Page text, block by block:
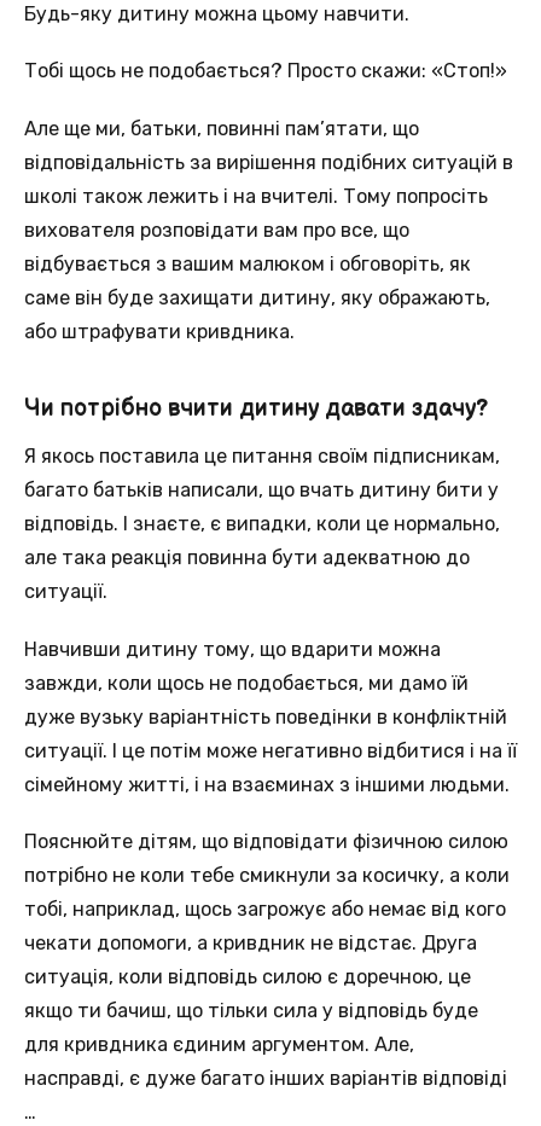
Будь-яку дитину можна цьому навчити.
Тобі щось не подобається? Просто скажи: «Стоп!»
Але ще ми, батьки, повинні пам’ятати, що
відповідальність за вирішення подібних ситуацій в
школі також лежить і на вчителі. Тому попросіть
вихователя розповідати вам про все, що
відбувається з вашим малюком і обговоріть, як
саме він буде захищати дитину, яку ображають,
або штрафувати кривдника.
Чи потрібно вчити дитину давати здачу?
Я якось поставила це питання своїм підписникам,
багато батьків написали, що вчать дитину бити у
відповідь. І знаєте, є випадки, коли це нормально,
але така реакція повинна бути адекватною до
ситуації.
Навчивши дитину тому, що вдарити можна
завжди, коли щось не подобається, ми дамо їй
дуже вузьку варіантність поведінки в конфліктній
ситуації. І це потім може негативно відбитися і на її
сімейному житті, і на взаєминах з іншими людьми.
Пояснюйте дітям, що відповідати фізичною силою
потрібно не коли тебе смикнули за косичку, а коли
тобі, наприклад, щось загрожує або немає від кого
чекати допомоги, а кривдник не відстає. Друга
ситуація, коли відповідь силою є доречною, це
якщо ти бачиш, що тільки сила у відповідь буде
для кривдника єдиним аргументом. Але,
насправді, є дуже багато інших варіантів відповіді
…